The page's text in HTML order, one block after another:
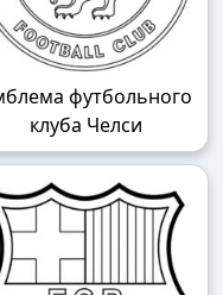
футбольного
клуба Челси